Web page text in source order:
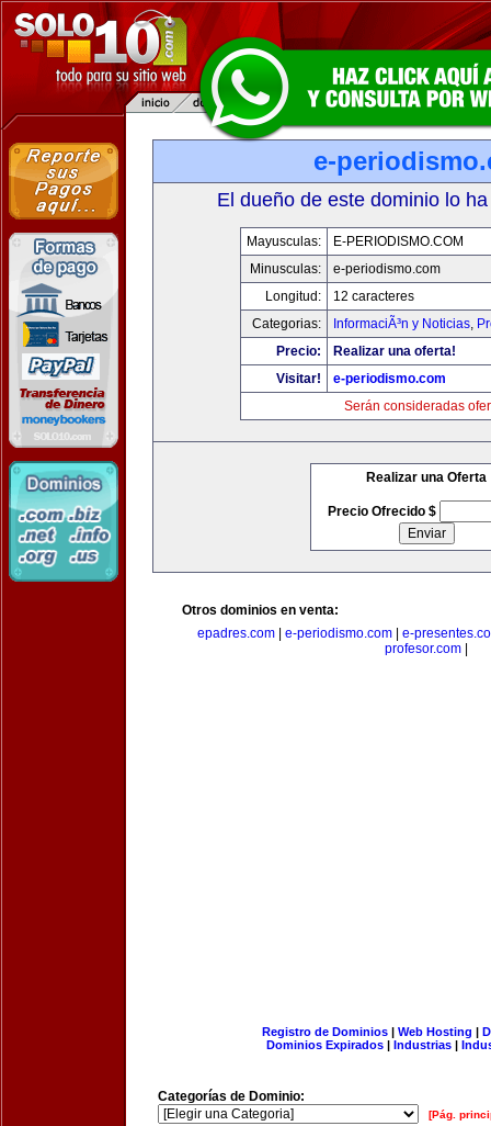
e-
El dueño de este dominio lo
Mayusculas:
E-PERIODISMO.COM
Minusculas:
e-periodismo.com
Longitud:
12 caracteres
Categorias:
InformaciÃ³n y Noticias,
Precio:
Realizar una oferta!
Visitar!
e-periodismo.com
Serán consideradas
Realizar una Oferta
Precio Ofrecido $
Otros dominios en venta:
epadres.com
e-periodismo.com
e-
profesor.com
Registro de Dominios| Web Hosting |
Dominios Expirados | Industrias |
Categorías de Dominio:
[Pág.